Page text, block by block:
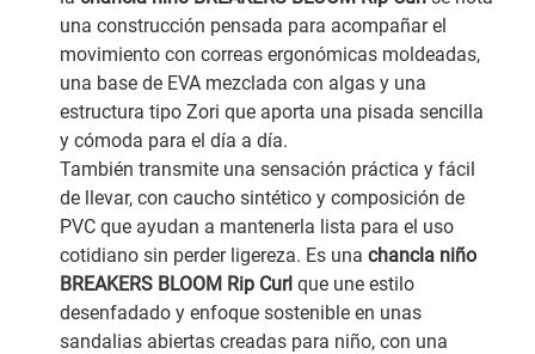
una construcción pensada para acompañar el
movimiento con correas ergonómicas moldeadas,
una base de EVA mezclada con algas y una
estructura tipo Zori que aporta una pisada sencilla
y cómoda para el día a día.
También transmite una sensación práctica y fácil
de llevar, con caucho sintético y composición de
PVC que ayudan a mantenerla lista para el uso
cotidiano sin perder ligereza. Es una chancla niño
BREAKERS BLOOM Rip Curl que une estilo
desenfadado y enfoque sostenible en unas
sandalias abiertas creadas para niño, con una